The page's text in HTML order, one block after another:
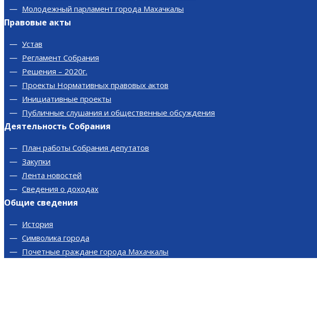
Молодежный парламент города Махачкалы
Правовые акты
Устав
Регламент Собрания
Решения – 2020г.
Проекты Нормативных правовых актов
Инициативные проекты
Публичные слушания и общественные обсуждения
Деятельность Собрания
План работы Собрания депутатов
Закупки
Лента новостей
Сведения о доходах
Общие сведения
История
Символика города
Почетные граждане города Махачкалы